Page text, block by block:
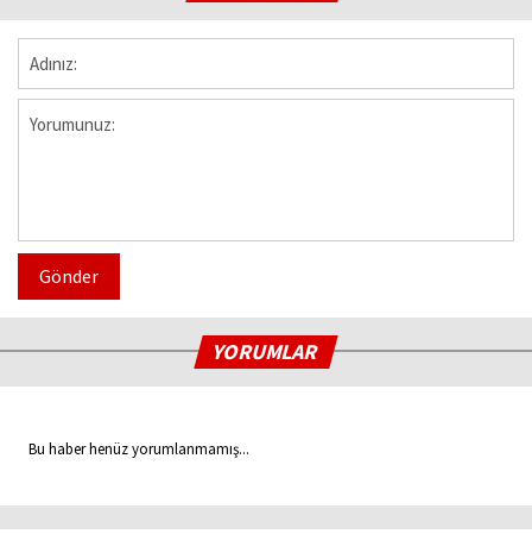
Gönder
YORUMLAR
Bu haber henüz yorumlanmamış...